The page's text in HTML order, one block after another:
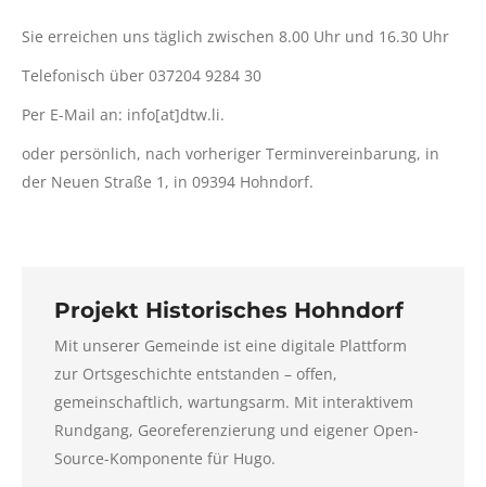
Sie erreichen uns täglich zwischen 8.00 Uhr und 16.30 Uhr
Telefonisch über 037204 9284 30
Per E-Mail an: info[at]dtw.li.
oder persönlich, nach vorheriger Terminvereinbarung, in
der Neuen Straße 1, in 09394 Hohndorf.
Projekt Historisches Hohndorf
Mit unserer Gemeinde ist eine digitale Plattform
zur Ortsgeschichte entstanden – offen,
gemeinschaftlich, wartungsarm. Mit interaktivem
Rundgang, Georeferenzierung und eigener Open-
Source-Komponente für Hugo.